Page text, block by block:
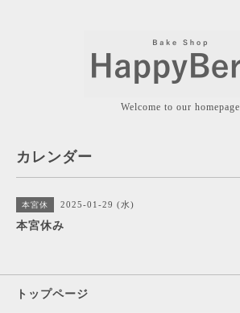
Welcome to our homepage
カレンダー
本宮休 2025-01-29 (水)
本宮休み
トップページ